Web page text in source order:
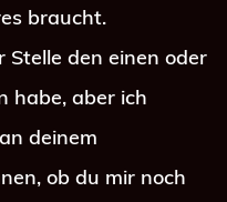
braucht.
Stelle den einen oder
habe, aber ich
deinem
ob du mir noch